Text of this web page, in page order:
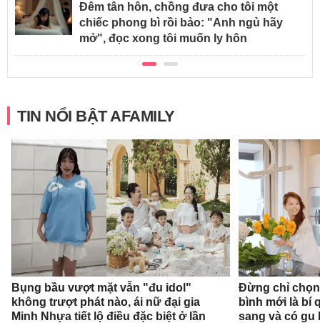
Đêm tân hôn, chồng đưa cho tôi một
chiếc phong bì rồi bảo: "Anh ngủ hãy
mở", đọc xong tôi muốn ly hôn
TIN NỔI BẬT AFAMILY
Bụng bầu vượt mặt vẫn "đu idol"
không trượt phát nào, ái nữ đại gia
Minh Nhựa tiết lộ điều đặc biệt ở lần
Đừng chỉ
bình mới là bí
sang và có gu